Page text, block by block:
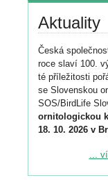
Aktuality
Česká
roce slaví 100.
té příležitosti
se Slovenskou
SOS/BirdLife
ornitologickou
18. 10. 2026 v
Podrobnější ...